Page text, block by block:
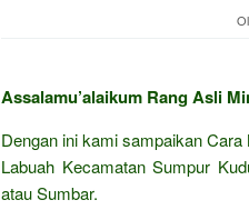
Assalamu’alaikum Rang Asli
Dengan ini kami sampaikan
Labuah Kecamatan Sumpur
atau Sumbar.